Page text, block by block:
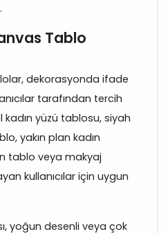
Tablo
dekorasyonda ifade
tarafından tercih
kadın yüzü tablosu, siyah
yakın plan kadın
tablo veya makyaj
kullanıcılar için uygun
yoğun desenli veya çok